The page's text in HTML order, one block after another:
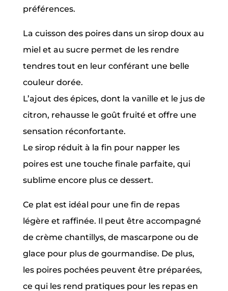
préférences.
La cuisson des poires dans un sirop doux au
miel et au sucre permet de les rendre
tendres tout en leur conférant une belle
couleur dorée.
L’ajout des épices, dont la vanille et le jus de
citron, rehausse le goût fruité et offre une
sensation réconfortante.
Le sirop réduit à la fin pour napper les
poires est une touche finale parfaite, qui
sublime encore plus ce dessert.
Ce plat est idéal pour une fin de repas
légère et raffinée. Il peut être accompagné
de crème chantillys, de mascarpone ou de
glace pour plus de gourmandise. De plus,
les poires pochées peuvent être préparées,
ce qui les rend pratiques pour les repas en